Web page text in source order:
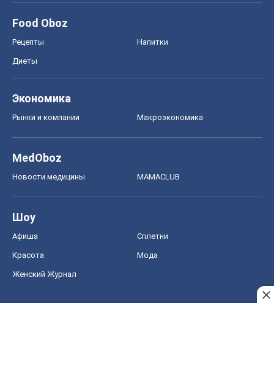
Food Oboz
Рецепты Напитки
Диеты
Экономика
Рынки и компании Mакроэкономика
MedOboz
Новости медицины MAMACLUB
Шоу
Афиша Сплетни
Красота Мода
Женский Журнал